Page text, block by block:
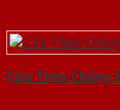
Cửa Thép Chống